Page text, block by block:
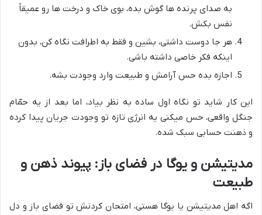
به صدای پرنده ها گوش بده، بوی خاک و درخت ها رو عمیقاً
نفس بکش.
هر جا دوست داشتی، بشین و فقط به اطرافت نگاه کن، بدون
اینکه فکر خاصی داشته باشی.
اجازه بده حس آرامش و طبیعت وارد وجودت بشه.
این کار شاید تو نگاه اول ساده به نظر بیاد، اما بعد از یه حمّام
جنگل واقعی، حس میکنی یه انرژی تازه تو وجودت جریان پیدا کرده
و ذهنت حسابی سبک شده.
مدیتیشن و یوگا در فضای باز: پیوند ذهن و
طبیعت
اگه اهل مدیتیشن یا یوگا هستی، امتحان کردنش تو فضای باز و دل